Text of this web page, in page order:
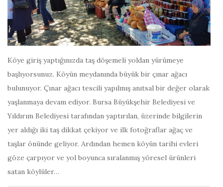
Köye giriş yaptığınızda taş döşemeli yoldan yürümeye
başlıyorsunuz. Köyün meydanında büyük bir çınar ağacı
bulunuyor. Çınar ağacı tescili yapılmış anıtsal bir değer olarak
yaşlanmaya devam ediyor. Bursa Büyükşehir Belediyesi ve
Yıldırım Belediyesi tarafından yaptırılan, üzerinde bilgilerin
yer aldığı iki taş dikkat çekiyor ve ilk fotoğraflar ağaç ve
taşlar önünde geliyor. Ardından hemen köyün tarihi evleri
göze çarpıyor ve yol boyunca sıralanmış yöresel ürünleri
satan köylüler…